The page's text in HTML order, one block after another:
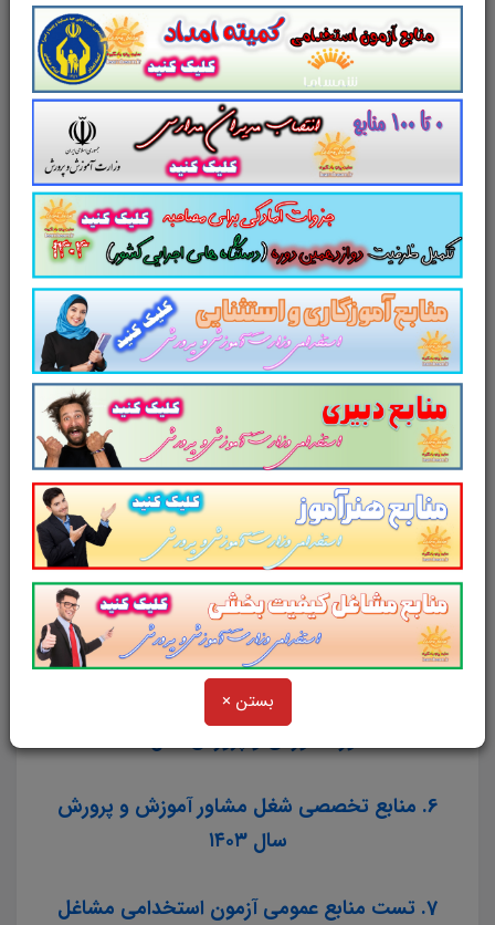
بستن ×
سایت علمی، آموزشی و فرهنگی پرتو یادگیری
مجموعه منابع آمادگی برای آزمون استخدامی
مشاغل کیفیت بخشی آموزش و پرورش سال
۱۴۰۳ را برای داوطلبین این آزمون به شرح ذیل
اعلام می دارد.
لینک ورود برای خرید
1. منابع عمومی آزمون استخدامی مشاغل کیفیت
بخشی آموزش و پرورش سال ۱۴۰۳
2. منابع اختصاصی آزمون استخدامی مشاغل
کیفیت بخشی آموزش و پرورش سال ۱۴۰۳
3. منابع تخصصی شغل مربی امور تربیتی و سبک
زندگی آموزش و پرورش سال ۱۴۰۳
4. منابع تخصصی شغل مربی تربیت بدنی و
سلامت آموزش و پرورش سال ۱۴۰۳
5. منابع تخصصی شغل مربی امور تربیتی و
6. منابع تخصصی شغل مشاور آموزش و پرورش
سال ۱۴۰۳
7. تست منابع عمومی آزمون استخدامی مشاغل